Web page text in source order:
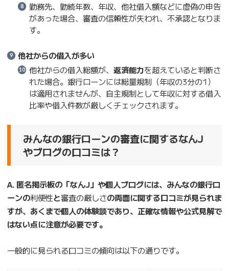
勤務先、勤続年数、年収、他社借入額などに虚偽の申告
があった場合、審査の信頼性が失われ、不承認となりま
す。
他社からの借入が多い
他社からの借入総額が、 返済能力を超えていると判断さ
れた場合。銀行ローンには総量規制（年収の3分の1）
は適用されませんが、自主規制として年収に対する借入
比率や借入件数が厳しくチェックされます。
みんなの銀行ローンの審査に関するなんJ
やブログの口コミは？
A. 匿名掲示板の「なんJ」や個人ブログには、みんなの銀行ロ
ーンの利便性と審査の厳しさの両面に関する口コミが見られま
すが、あくまで個人の体験談であり、正確な情報や公式見解で
はない点に注意が必要です。
一般的に見られる口コミの傾向は以下の通りです。